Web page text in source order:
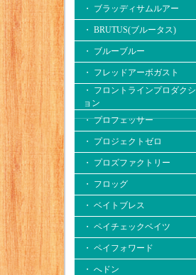
・ ブラッディサムルアー
・ BRUTUS(ブルータス)
・ ブルーブルー
・ フレッドアーボガスト
・ フロントラインプロダクシ
ョン
・ プロフェッサー
・ プロジェクトゼロ
・ プロズファクトリー
・ フロッグ
・ ベイトブレス
・ ペイチェックベイツ
・ ペイフォワード
・ へドン